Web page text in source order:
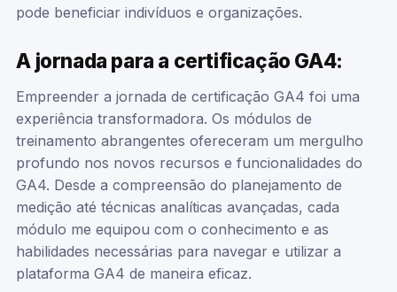
pode beneficiar indivíduos e organizações.
A jornada para a certificação GA4:
Empreender a jornada de certificação GA4 foi uma
experiência transformadora. Os módulos de
treinamento abrangentes ofereceram um mergulho
profundo nos novos recursos e funcionalidades do
GA4. Desde a compreensão do planejamento de
medição até técnicas analíticas avançadas, cada
módulo me equipou com o conhecimento e as
habilidades necessárias para navegar e utilizar a
plataforma GA4 de maneira eficaz.